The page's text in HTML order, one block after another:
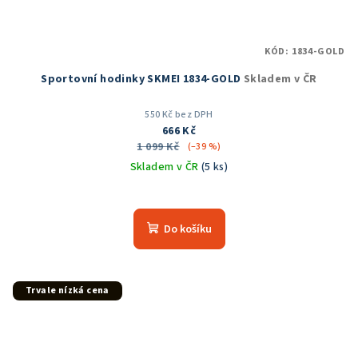
Sportovní hodinky SKMEI 1834-GOLD Skladem v ČR
550 Kč bez DPH
666 Kč
1 099 Kč
(–39 %)
Skladem v ČR (5 ks)
hodnocení
produktu
Do košíku
KÓD: 1834-GOLD
Trvale nízká cena